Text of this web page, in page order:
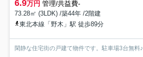
6.9万円 管理/共益費-
73.28㎡ (3LDK) /築44年 /2階建
東北本線「野木」駅 徒歩89分
閑静な住宅街の戸建て物件です。駐車場3台無料♪